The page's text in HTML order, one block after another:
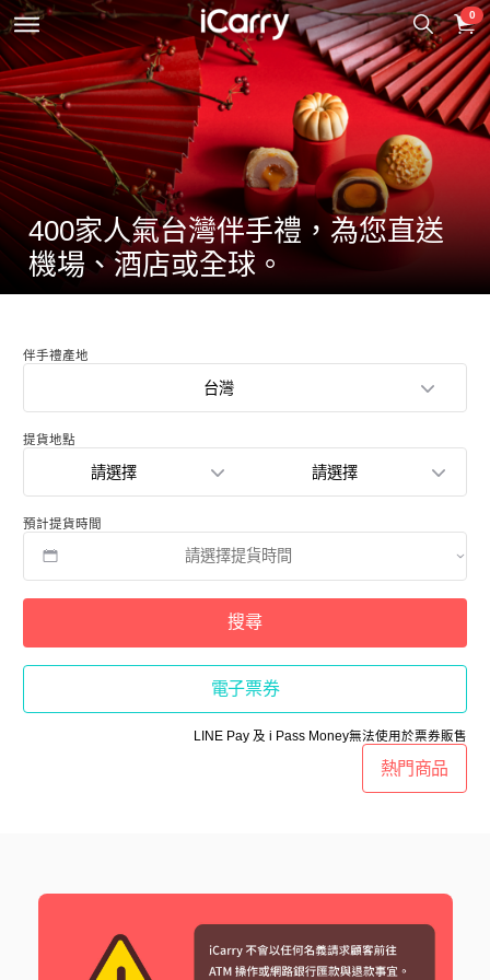
0
400家人氣台灣伴手禮，為您直送
機場、酒店或全球。
伴手禮產地
台灣
提貨地點
請選擇 請選擇
預計提貨時間
搜尋
電子票券
LINE Pay 及 i Pass Money無法使用於票券販售
熱門商品